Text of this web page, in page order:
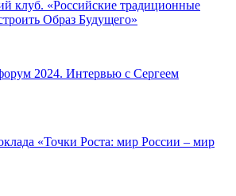
клуб. «Российские традиционные
Образ Будущего»
2024. Интервью с Сергеем
«Точки Роста: мир России – мир